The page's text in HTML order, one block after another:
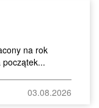
na rok
03.08.2026